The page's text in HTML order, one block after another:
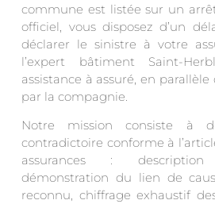
commune est listée sur un
officiel, vous disposez d’un
déclarer le sinistre à votre
l’expert bâtiment Saint-
assistance à assuré, en
par la compagnie.
Notre mission consiste à
contradictoire conforme à
assurances :
démonstration du lien de
reconnu, chiffrage exhaustif